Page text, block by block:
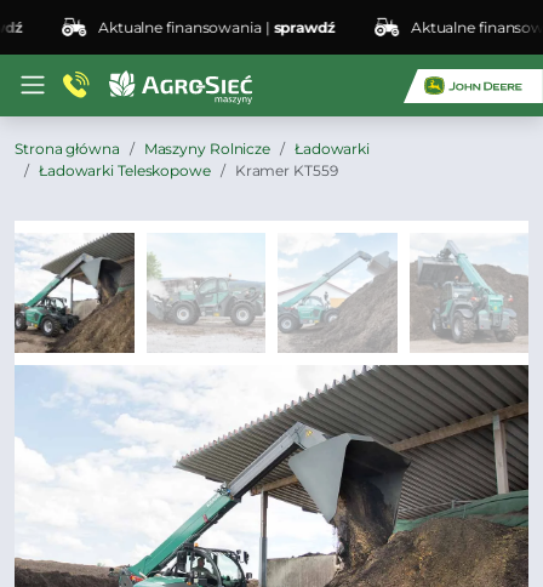
Aktualne finansowania |sprawdź Aktualne
Strona główna Maszyny Rolnicze
Ładowarki
Ładowarki Teleskopowe
Kramer KT559